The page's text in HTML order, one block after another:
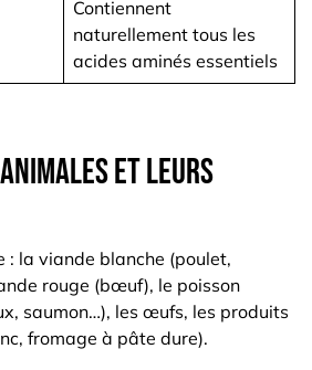
Contiennent
naturellement tous les
acides aminés essentiels
et leurs
: la viande blanche (poulet,
rouge (bœuf), le poisson
saumon…), les œufs, les produits
fromage à pâte dure).